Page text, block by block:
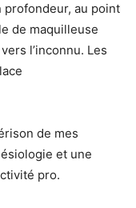
profondeur, au point
de maquilleuse
l’inconnu. Les
de mes
et une
pro.